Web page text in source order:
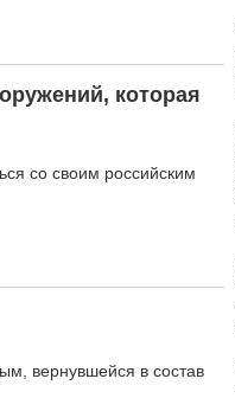
которая
со своим российским
вернувшейся в состав